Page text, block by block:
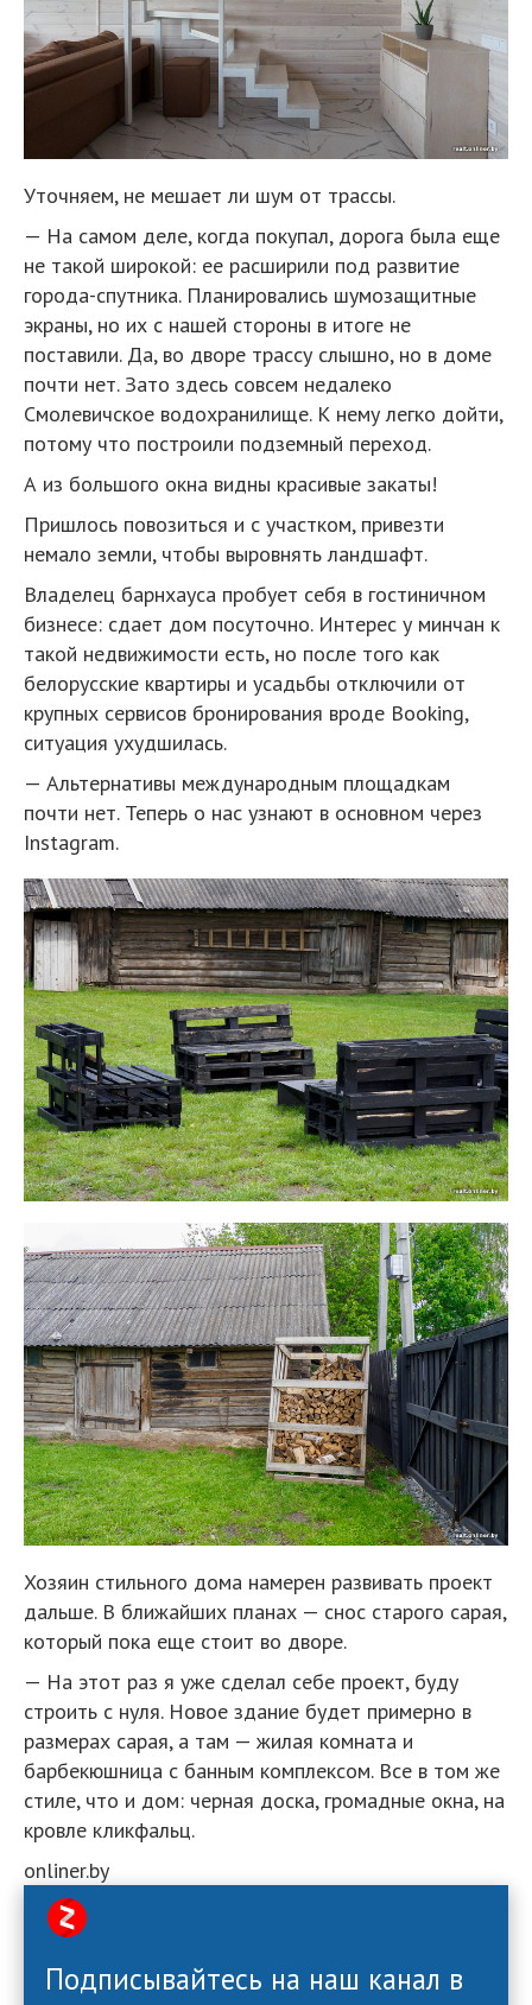
Уточняем, не мешает ли шум от трассы.
— На самом деле, когда покупал, дорога была еще
не такой широкой: ее расширили под развитие
города-спутника. Планировались шумозащитные
экраны, но их с нашей стороны в итоге не
поставили. Да, во дворе трассу слышно, но в доме
почти нет. Зато здесь совсем недалеко
Смолевичское водохранилище. К нему легко дойти,
потому что построили подземный переход.
А из большого окна видны красивые закаты!
Пришлось повозиться и с участком, привезти
немало земли, чтобы выровнять ландшафт.
Владелец барнхауса пробует себя в гостиничном
бизнесе: сдает дом посуточно. Интерес у минчан к
такой недвижимости есть, но после того как
белорусские квартиры и усадьбы отключили от
крупных сервисов бронирования вроде Booking,
ситуация ухудшилась.
— Альтернативы международным площадкам
почти нет. Теперь о нас узнают в основном через
Instagram.
Хозяин стильного дома намерен развивать проект
дальше. В ближайших планах — снос старого сарая,
который пока еще стоит во дворе.
— На этот раз я уже сделал себе проект, буду
строить с нуля. Новое здание будет примерно в
размерах сарая, а там — жилая комната и
барбекюшница с банным комплексом. Все в том же
стиле, что и дом: черная доска, громадные окна, на
кровле кликфальц.
onliner.by
Подписывайтесь на наш канал в